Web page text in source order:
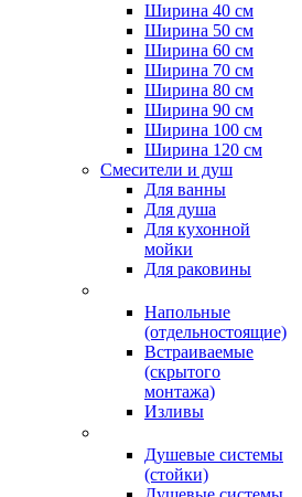
Ширина 40 см
Ширина 50 см
Ширина 60 см
Ширина 70 см
Ширина 80 см
Ширина 90 см
Ширина 100 см
Ширина 120 см
Смесители и душ
Для ванны
Для душа
Для кухонной
мойки
Для раковины
Напольные
(отдельностоящие)
Встраиваемые
(скрытого
монтажа)
Изливы
Душевые системы
(стойки)